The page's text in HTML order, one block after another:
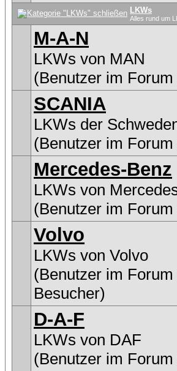
LKWs
Alles rund um
M-A-N
LKWs von MAN
(Benutzer im
SCANIA
LKWs der
(Benutzer im
Mercedes-Benz
LKWs von
(Benutzer im
Volvo
LKWs von Volvo
(Benutzer im Forum
Besucher)
D-A-F
LKWs von DAF
(Benutzer im